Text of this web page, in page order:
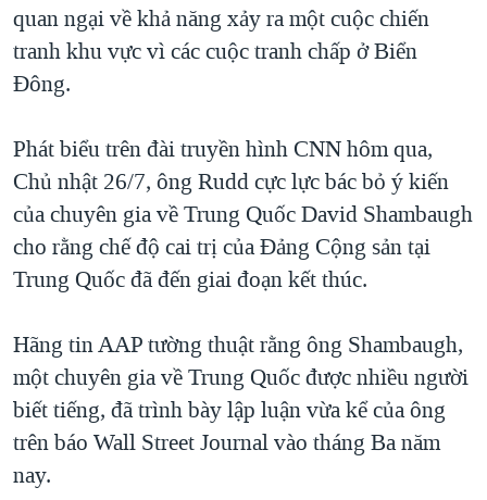
GIÁO DỤC
CHI PHÍ CHIẾN TRANH AFGHANISTAN
CÁC GIÁ TRỊ CỘNG HÒA Ở VIỆT NAM
THƯỢNG ĐỈNH TRUMP-KIM TẠI VIỆT NAM
TRỊNH VĨNH BÌNH VS. CHÍNH PHỦ VIỆT NAM
NGƯ DÂN VIỆT VÀ LÀN SÓNG TRỘM HẢI SÂM
BÊN KIA QUỐC LỘ: TIẾNG VỌNG TỪ NÔNG THÔN MỸ
QUAN HỆ VIỆT MỸ
quan ngại về khả năng xảy ra một cuộc chiến
tranh khu vực vì các cuộc tranh chấp ở Biển
Đông.
Phát biểu trên đài truyền hình CNN hôm qua,
Chủ nhật 26/7, ông Rudd cực lực bác bỏ ý kiến
của chuyên gia về Trung Quốc David Shambaugh
cho rằng chế độ cai trị của Đảng Cộng sản tại
Trung Quốc đã đến giai đoạn kết thúc.
Hãng tin AAP tường thuật rằng ông Shambaugh,
một chuyên gia về Trung Quốc được nhiều người
biết tiếng, đã trình bày lập luận vừa kể của ông
trên báo Wall Street Journal vào tháng Ba năm
nay.